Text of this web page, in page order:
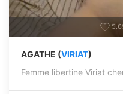
AGATHE (VIRIAT)
Femme libertine Viriat